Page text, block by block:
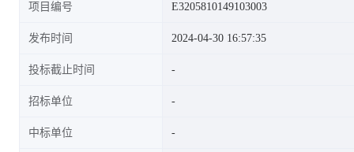
项目编号 E3205810149103003
发布时间 2024-04-30 16:57:35
投标截止时间
招标单位
中标单位